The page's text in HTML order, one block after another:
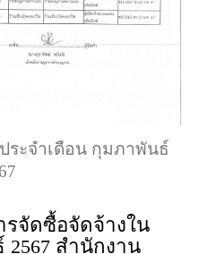
ระจำเดือน กุมภาพันธ์
รจัดซื้อจัดจ้างใน
สำนักงาน